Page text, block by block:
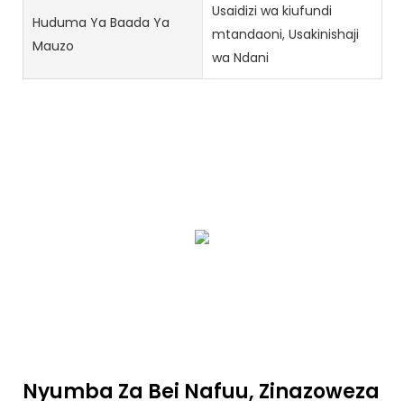
Huduma Ya Baada Ya
Mauzo
Usaidizi wa kiufundi
mtandaoni, Usakinishaji
wa Ndani
Nyumba Za Bei Nafuu, Zinazoweza